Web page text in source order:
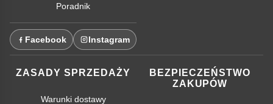
Poradnik
Facebook Instagram
ZASADY SPRZEDAŻY
Warunki dostawy
BEZPIECZEŃSTWO
ZAKUPÓW